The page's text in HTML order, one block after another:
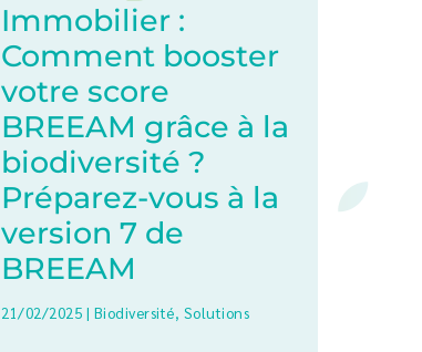
Immobilier :
Comment booster
votre score
BREEAM grâce à la
biodiversité ?
Préparez-vous à la
version 7 de
BREEAM
21/02/2025 | Biodiversité, Solutions